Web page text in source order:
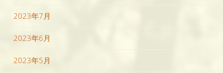
2023年7月
2023年6月
2023年5月